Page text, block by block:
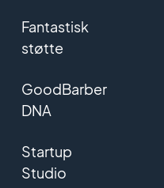
Fantastisk
støtte
GoodBarber
DNA
Startup
Studio